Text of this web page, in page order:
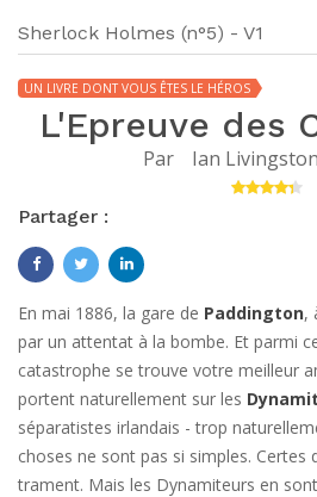
Sherlock Holmes (n°5) - V1
UN LIVRE DONT VOUS ÊTES LE HÉROS
L'Epreuve des
Par Ian
Partager :
En mai 1886, la gare de Paddington,
par un attentat à la bombe. Et parmi
catastrophe se trouve votre meilleur
portent naturellement sur les
séparatistes irlandais - trop
choses ne sont pas si simples. Certes
trament. Mais les Dynamiteurs en